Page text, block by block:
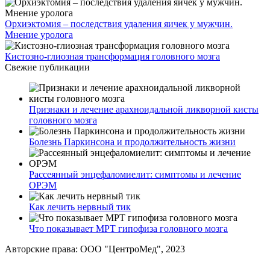
Орхиэктомия – последствия удаления яичек у мужчин.
Мнение уролога
Кистозно-глиозная трансформация головного мозга
Свежие публикации
Признаки и лечение арахноидальной ликворной кисты
головного мозга
Болезнь Паркинсона и продолжительность жизни
Рассеянный энцефаломиелит: симптомы и лечение
ОРЭМ
Как лечить нервный тик
Что показывает МРТ гипофиза головного мозга
Авторские права: ООО "ЦентроМед", 2023